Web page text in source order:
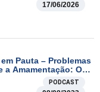
17/06/2026
Pauta – Problemas
a Amamentação: O
PODCAST